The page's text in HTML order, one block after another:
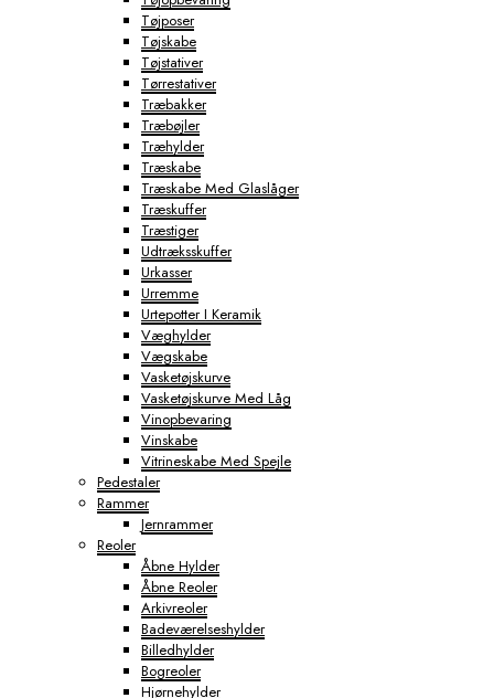
Tøjposer
Tøjskabe
Tøjstativer
Tørrestativer
Træbakker
Træbøjler
Træhylder
Træskabe
Træskabe Med Glaslåger
Træskuffer
Træstiger
Udtræksskuffer
Urkasser
Urremme
Urtepotter I Keramik
Væghylder
Vægskabe
Vasketøjskurve
Vasketøjskurve Med Låg
Vinopbevaring
Vinskabe
Vitrineskabe Med Spejle
Pedestaler
Rammer
Jernrammer
Reoler
Åbne Hylder
Åbne Reoler
Arkivreoler
Badeværelseshylder
Billedhylder
Bogreoler
Hjørnehylder